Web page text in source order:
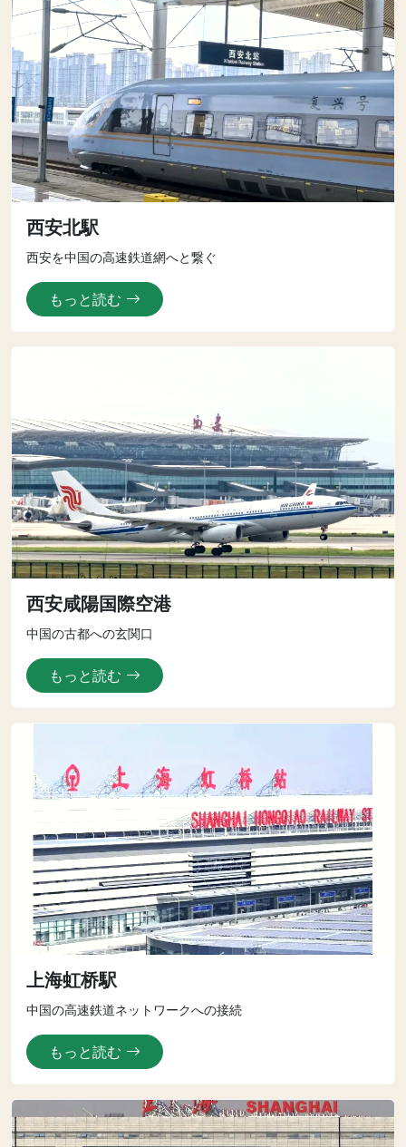
西安北駅
西安を中国の高速鉄道網へと繋ぐ
もっと読む
西安咸陽国際空港
中国の古都への玄関口
もっと読む
上海虹桥駅
中国の高速鉄道ネットワークへの接続
もっと読む